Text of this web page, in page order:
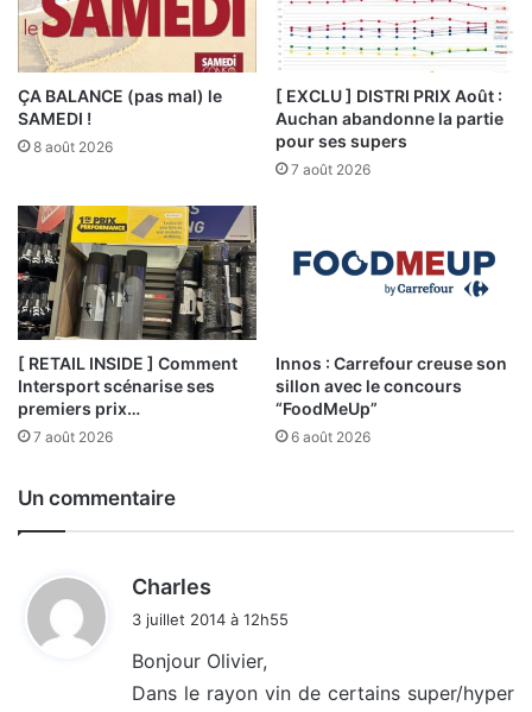
ÇA BALANCE (pas mal) le
SAMEDI !
8 août 2026
[ EXCLU ] DISTRI PRIX Août :
Auchan abandonne la partie
pour ses supers
7 août 2026
[ RETAIL INSIDE ] Comment
Intersport scénarise ses
premiers prix…
7 août 2026
Innos : Carrefour creuse son
sillon avec le concours
“FoodMeUp”
6 août 2026
Un commentaire
Charles
i
:
3 juillet 2014 à 12h55
Bonjour Olivier,
Dans le rayon vin de certains super/hyper